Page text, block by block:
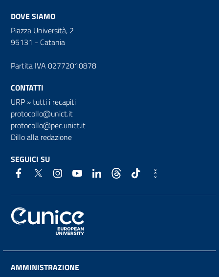
DOVE SIAMO
Piazza Università, 2
95131 - Catania
Partita IVA 02772010878
CONTATTI
URP »tutti i recapiti
protocollo@unict.it
protocollo@pec.unict.it
Dillo alla redazione
SEGUICI SU
AMMINISTRAZIONE